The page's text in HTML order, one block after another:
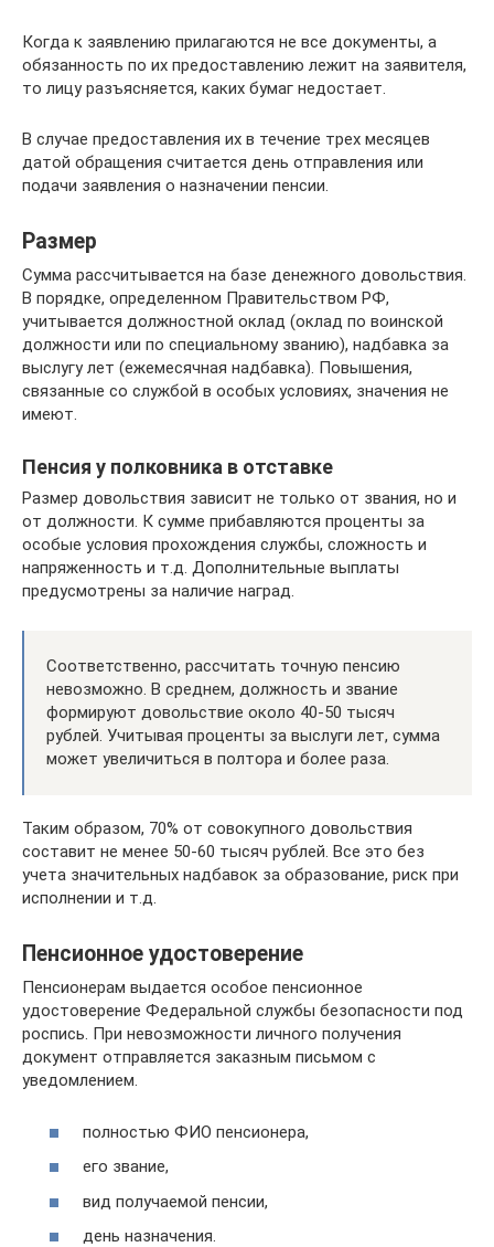
Когда к заявлению прилагаются не все документы, а
обязанность по их предоставлению лежит на заявителя,
то лицу разъясняется, каких бумаг недостает.
В случае предоставления их в течение трех месяцев
датой обращения считается день отправления или
подачи заявления о назначении пенсии.
Размер
Сумма рассчитывается на базе денежного довольствия.
В порядке, определенном Правительством РФ,
учитывается должностной оклад (оклад по воинской
должности или по специальному званию), надбавка за
выслугу лет (ежемесячная надбавка). Повышения,
связанные со службой в особых условиях, значения не
имеют.
Пенсия у полковника в отставке
Размер довольствия зависит не только от звания, но и
от должности. К сумме прибавляются проценты за
особые условия прохождения службы, сложность и
напряженность и т.д. Дополнительные выплаты
предусмотрены за наличие наград.
Соответственно, рассчитать точную пенсию
невозможно. В среднем, должность и звание
формируют довольствие около 40-50 тысяч
рублей. Учитывая проценты за выслуги лет, сумма
может увеличиться в полтора и более раза.
Таким образом, 70% от совокупного довольствия
составит не менее 50-60 тысяч рублей. Все это без
учета значительных надбавок за образование, риск при
исполнении и т.д.
Пенсионное удостоверение
Пенсионерам выдается особое пенсионное
удостоверение Федеральной службы безопасности под
роспись. При невозможности личного получения
документ отправляется заказным письмом с
уведомлением.
полностью ФИО пенсионера,
его звание,
вид получаемой пенсии,
день назначения.